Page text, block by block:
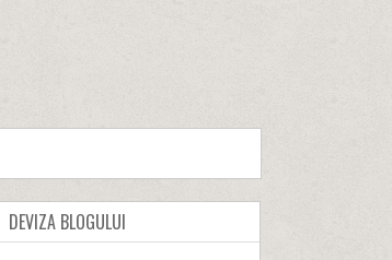
DEVIZA BLOGULUI